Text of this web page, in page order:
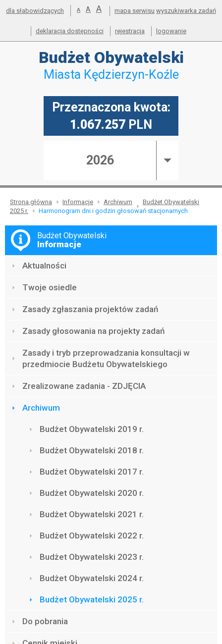
Przejdź do głównego
Przejdź do treści
Przejdź do wyszukiwarki
Przejdź do mapy serwisu
dla słabowidzących A pomniejsz
czcionkę
A standardowy
rozmiar
A powiększ
czcionkę
mapa serwisu wyszukiwarka zadań
deklaracja dostępności rejestracja logowanie
Budżet Obywatelski
Miasta Kędzierzyn-Koźle
Przeznaczona kwota:
1.067.257 PLN
2026
Strona główna Informacje Archiwum
Budżet Obywatelski
2025 r.
Harmonogram dni i godzin głosowań stacjonarnych
Menu
Budżet Obywatelski
Informacje
Aktualności
Twoje osiedle
Zasady zgłaszania projektów zadań
Zasady głosowania na projekty zadań
Zasady i tryb przeprowadzania konsultacji w
przedmiocie Budżetu Obywatelskiego
Zrealizowane zadania - ZDJĘCIA
Archiwum
Budżet Obywatelski 2019 r.
Budżet Obywatelski 2018 r.
Budżet Obywatelski 2017 r.
Budżet Obywatelski 2020 r.
Budżet Obywatelski 2021 r.
Budżet Obywatelski 2022 r.
Budżet Obywatelski 2023 r.
Budżet Obywatelski 2024 r.
Budżet Obywatelski 2025 r.
Do pobrania